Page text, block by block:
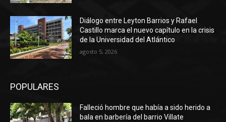
Diálogo entre Leyton Barrios y Rafael
Castillo marca el nuevo capítulo en la crisis
de la Universidad del Atlántico
agosto 5, 2026
POPULARES
Falleció hombre que había a sido herido a
bala en barbería del barrio Villate